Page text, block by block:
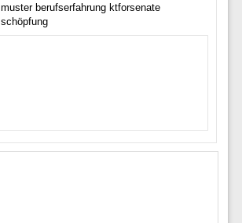
muster berufserfahrung ktforsenate
schöpfung